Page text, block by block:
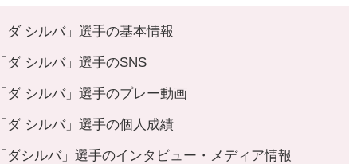
「ダ シルバ」選手の基本情報
「ダ シルバ」選手のSNS
「ダ シルバ」選手のプレー動画
「ダ シルバ」選手の個人成績
「ダシルバ」選手のインタビュー・メディア情報